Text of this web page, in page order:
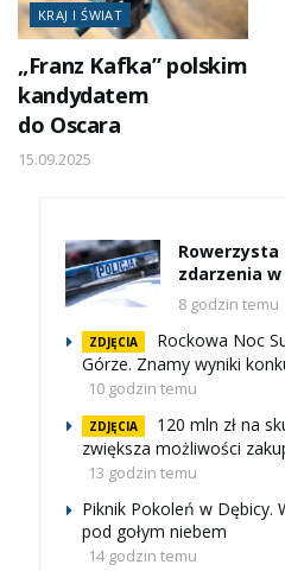
KRAJ I ŚWIAT
„Franz Kafka” polskim
kandydatem
do Oscara
15.09.2025
Rowerzysta
zdarzenia
8 godzin temu
ZDJĘCIA
Rockowa Noc
Górze. Znamy wyniki
10 godzin temu
ZDJĘCIA
120 mln zł na
zwiększa możliwości
13 godzin temu
Piknik Pokoleń w Dębicy.
pod gołym niebem
14 godzin temu